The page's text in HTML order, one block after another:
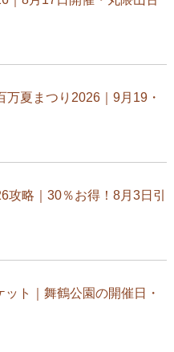
万夏まつり2026｜9月19・
攻略｜30％お得！8月3日引
ト｜舞鶴公園の開催日・